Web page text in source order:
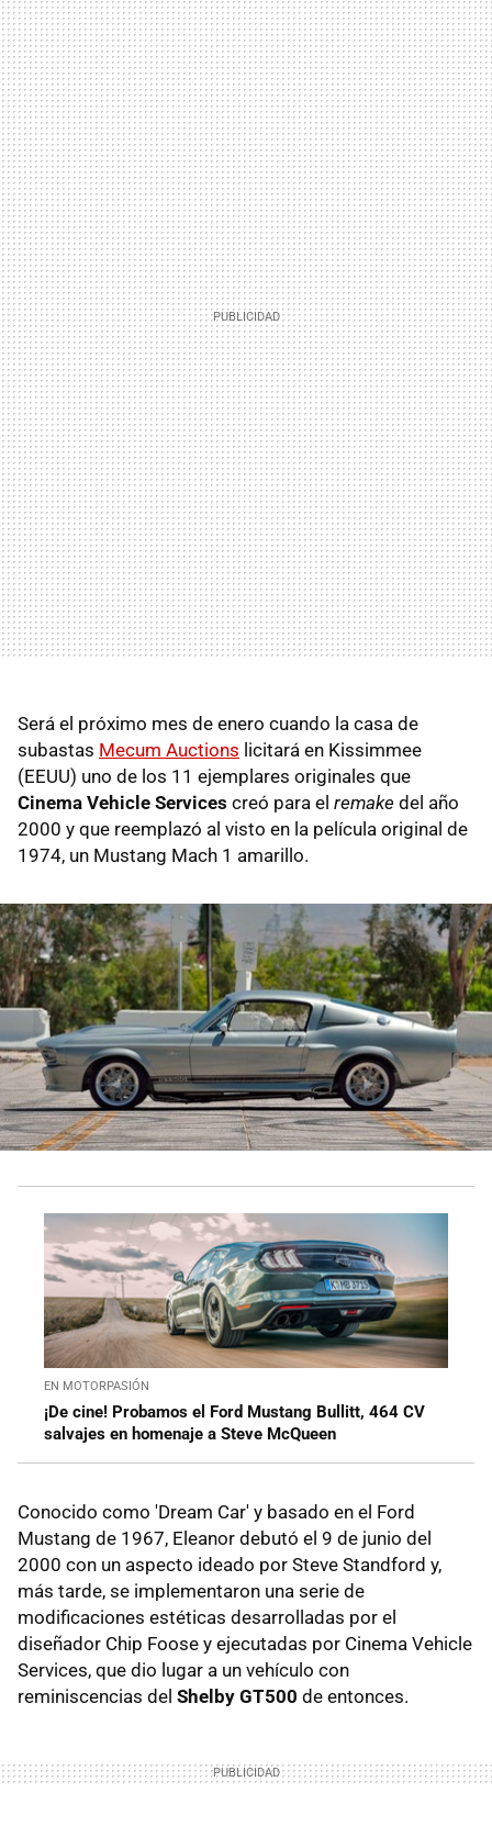
Será el próximo mes de enero cuando la casa de
subastas Mecum Auctions licitará en Kissimmee
(EEUU) uno de los 11 ejemplares originales que
Cinema Vehicle Services creó para el remake del año
2000 y que reemplazó al visto en la película original de
1974, un Mustang Mach 1 amarillo.
EN MOTORPASIÓN
¡De cine! Probamos el Ford Mustang Bullitt, 464 CV
salvajes en homenaje a Steve McQueen
Conocido como 'Dream Car' y basado en el Ford
Mustang de 1967, Eleanor debutó el 9 de junio del
2000 con un aspecto ideado por Steve Standford y,
más tarde, se implementaron una serie de
modificaciones estéticas desarrolladas por el
diseñador Chip Foose y ejecutadas por Cinema Vehicle
Services, que dio lugar a un vehículo con
reminiscencias del Shelby GT500 de entonces.